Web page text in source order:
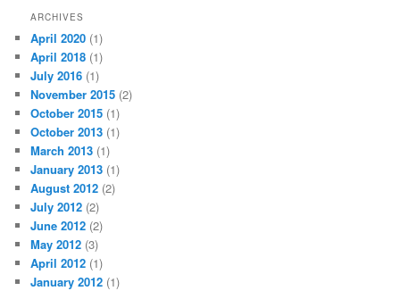
ARCHIVES
April 2020 (1)
April 2018 (1)
July 2016 (1)
November 2015 (2)
October 2015 (1)
October 2013 (1)
March 2013 (1)
January 2013 (1)
August 2012 (2)
July 2012 (2)
June 2012 (2)
May 2012 (3)
April 2012 (1)
January 2012 (1)